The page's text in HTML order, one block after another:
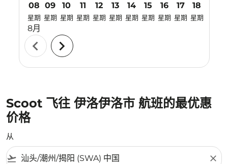
08
星期
8月
09
星期
10
星期
11
星期
12
星期
13
星期
14
星期
15
星期
16
星期
17
星期
18
星期
chevron_left chevron_right
Scoot 飞往 伊洛伊洛市 航班的最优惠
价格
从
flight_takeoff close